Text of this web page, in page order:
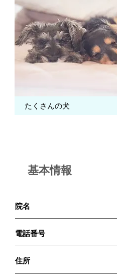
たくさんの犬
基本情報
院名
電話番号
住所